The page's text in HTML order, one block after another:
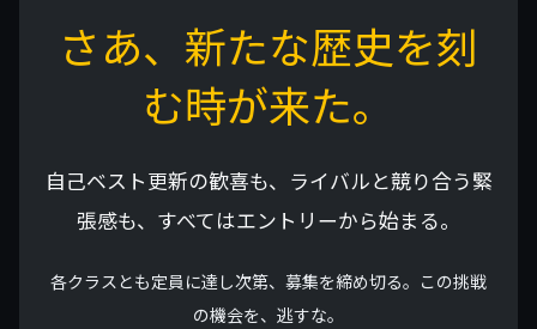
さあ、新たな歴史を刻
む時が来た。
自己ベスト更新の歓喜も、ライバルと競り合う緊
張感も、すべてはエントリーから始まる。
各クラスとも定員に達し次第、募集を締め切る。この挑戦
の機会を、逃すな。